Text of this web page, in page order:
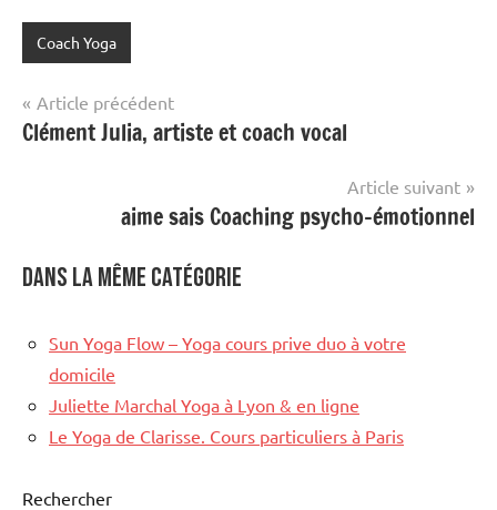
Coach Yoga
Navigation
de
Article précédent
Clément Julia, artiste et coach vocal
Article suivant
aime sais Coaching psycho-émotionnel
Dans la même catégorie
Sun Yoga Flow – Yoga cours prive duo à votre
domicile
Juliette Marchal Yoga à Lyon & en ligne
Le Yoga de Clarisse. Cours particuliers à Paris
Rechercher